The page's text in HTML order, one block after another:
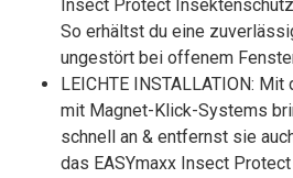
Insect Protect
So erhältst du eine
ungestört bei offenem
LEICHTE INSTALLATION:
mit Magnet-Klick-Systems
schnell an & entfernst sie
das EASYmaxx Insect